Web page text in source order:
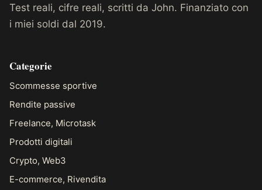
Test reali, cifre reali, scritti da John. Finanziato con
i miei soldi dal 2019.
Categorie
Scommesse sportive
Rendite passive
Freelance, Microtask
Prodotti digitali
Crypto, Web3
E-commerce, Rivendita